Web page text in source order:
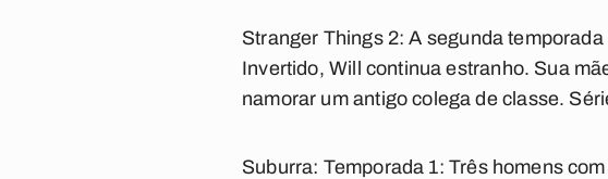
Stranger Things 2: A segunda
Invertido, Will continua estranho. Sua
namorar um antigo colega de classe.
Suburra: Temporada 1: Três homens